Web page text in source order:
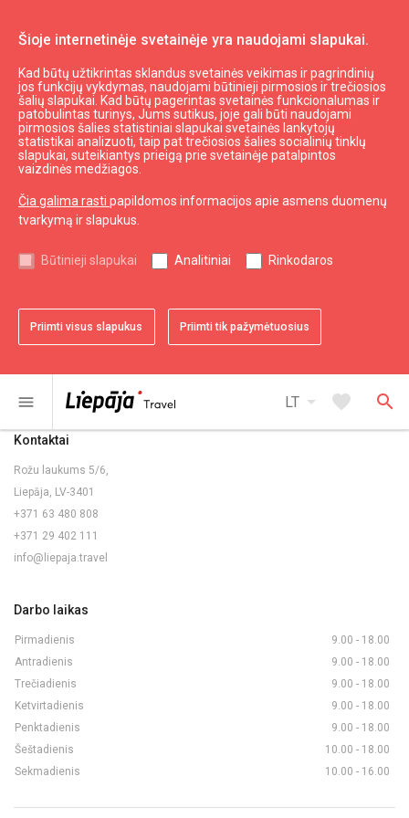
Šioje internetinėje svetainėje yra naudojami slapukai.
Kad būtų užtikrintas sklandus svetainės veikimas ir pagrindinių
jos funkcijų vykdymas, naudojami būtinieji pirmosios ir trečiosios
šalių slapukai. Kad būtų pagerintas svetainės funkcionalumas ir
patobulintas turinys, Jums sutikus, joje gali būti naudojami
pirmosios šalies statistiniai slapukai svetainės lankytojų
statistikai analizuoti, taip pat trečiosios šalies socialinių tinklų
slapukai, suteikiantys prieigą prie svetainėje patalpintos
vaizdinės medžiagos.
Čia galima rasti papildomos informacijos apie asmens duomenų
tvarkymą ir slapukus.
Būtinieji slapukai Analitiniai Rinkodaros
Priimti visus slapukus Priimti tik pažymėtuosius
menu LT arrow_drop_down favorite search
Swedbank
Į viršų expand_less
Informacija
Turizmas Latvijoje
Turizmas Kuržemėje
Naudingas
Žemėlapiai ir Brošiūros
Kontaktai
Rožu laukums 5/6,
Liepāja, LV-3401
+371 63 480 808
+371 29 402 111
info@liepaja.travel
Darbo laikas
Pirmadienis
9.00 - 18.00
Antradienis
9.00 - 18.00
Trečiadienis
9.00 - 18.00
Ketvirtadienis
9.00 - 18.00
Penktadienis
9.00 - 18.00
Šeštadienis
10.00 - 18.00
Sekmadienis
10.00 - 16.00